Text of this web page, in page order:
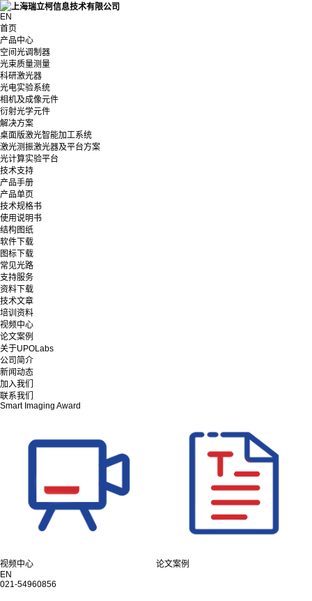
EN
首页
产品中心
空间光调制器
光束质量测量
科研激光器
光电实验系统
相机及成像元件
衍射光学元件
解决方案
桌面版激光智能加工系统
激光测振激光器及平台方案
光计算实验平台
技术支持
产品手册
产品单页
技术规格书
使用说明书
结构图纸
软件下载
图标下载
常见光路
支持服务
资料下载
技术文章
培训资料
视频中心
论文案例
关于UPOLabs
公司简介
新闻动态
加入我们
联系我们
Smart Imaging Award
视频中心
论文案例
EN
021-54960856